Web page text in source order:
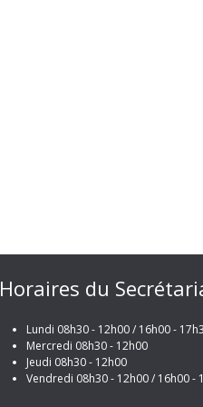
Horaires du
Lundi 08h30 - 12h00 / 16h00 -
Mercredi 08h30 - 12h00
Jeudi 08h30 - 12h00
Vendredi 08h30 - 12h00 / 16h00 -